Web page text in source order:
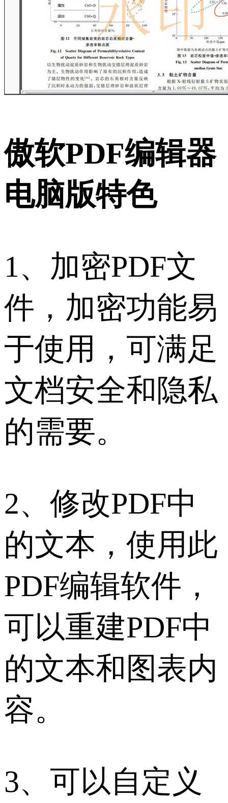
傲软PDF编辑器
电脑版特色
1、加密PDF文
件，加密功能易
于使用，可满足
文档安全和隐私
的需要。
2、修改PDF中
的文本，使用此
PDF编辑软件，
可以重建PDF中
的文本和图表内
容。
3、可以自定义